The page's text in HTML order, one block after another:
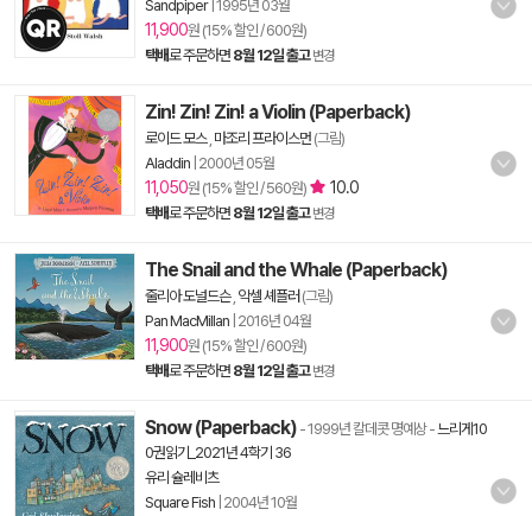
Sandpiper| 1995년 03월
11,900원 (15% 할인 / 600원)
택배로 주문하면 8월 12일 출고 변경
Zin! Zin! Zin! a Violin (Paperback)
로이드 모스, 마조리 프라이스먼 (그림)
Aladdin 2000년 05월
11,050원 (15% 할인 / 560원) 10.0
택배로 주문하면 8월 12일 출고 변경
The Snail and the Whale (Paperback)
줄리아 도널드슨, 악셀 셰플러 (그림)
Pan MacMillan 2016년 04월
11,900원 (15% 할인 / 600원)
택배로 주문하면 8월 12일 출고 변경
Snow (Paperback) - 1999년 칼데콧 명예상-느리게10
0권읽기_2021년 4학기 36
유리 슐레비츠
Square Fish 2004년 10월